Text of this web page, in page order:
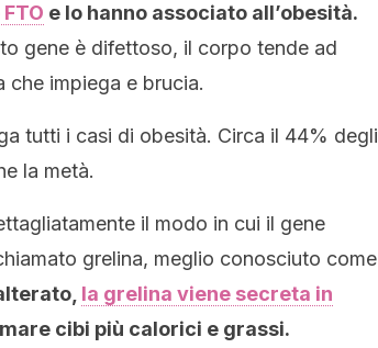
e lo hanno associato all’obesità.
gene è difettoso, il corpo tende ad
che impiega e brucia.
tutti i casi di obesità. Circa il 44% degli
la metà.
il modo in cui il gene
grelina, meglio conosciuto come
la grelina viene secreta in
cibi più calorici e grassi.